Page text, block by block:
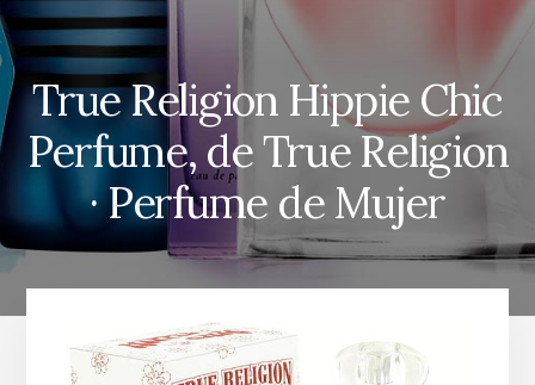
True Religion Hippie Chic
Perfume, de True Religion
· Perfume de Mujer